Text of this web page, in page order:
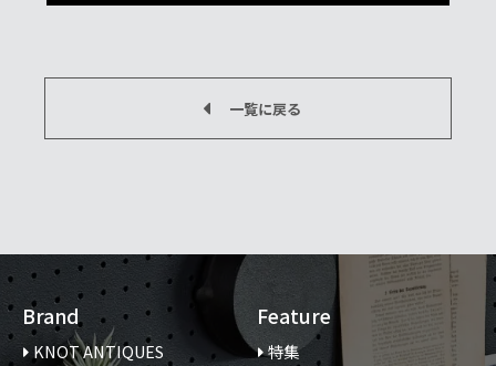
一覧に戻る
Brand
KNOT ANTIQUES
Feature
特集